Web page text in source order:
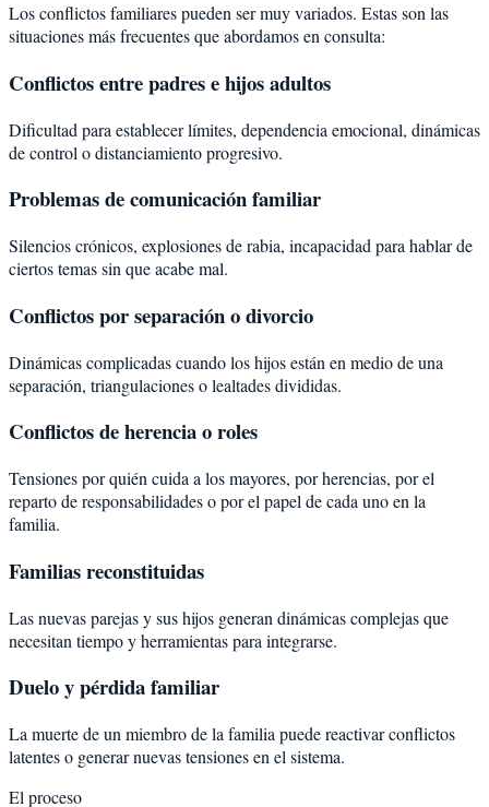
Los conflictos familiares pueden ser muy variados. Estas son las
situaciones más frecuentes que abordamos en consulta:
Conflictos entre padres e hijos adultos
Dificultad para establecer límites, dependencia emocional, dinámicas
de control o distanciamiento progresivo.
Problemas de comunicación familiar
Silencios crónicos, explosiones de rabia, incapacidad para hablar de
ciertos temas sin que acabe mal.
Conflictos por separación o divorcio
Dinámicas complicadas cuando los hijos están en medio de una
separación, triangulaciones o lealtades divididas.
Conflictos de herencia o roles
Tensiones por quién cuida a los mayores, por herencias, por el
reparto de responsabilidades o por el papel de cada uno en la
familia.
Familias reconstituidas
Las nuevas parejas y sus hijos generan dinámicas complejas que
necesitan tiempo y herramientas para integrarse.
Duelo y pérdida familiar
La muerte de un miembro de la familia puede reactivar conflictos
latentes o generar nuevas tensiones en el sistema.
El proceso